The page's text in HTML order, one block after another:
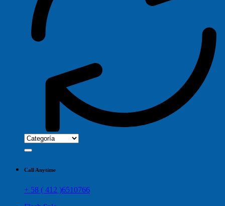
Call Anytime
+ 58 ( 412 )6510766